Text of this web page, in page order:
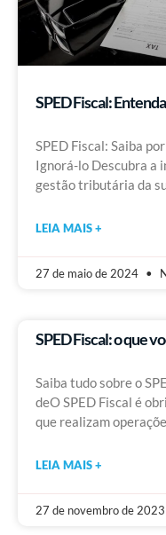
SPED Fiscal:
SPED Fiscal: Saiba
Ignorá-lo Descubra a
gestão tributária da
LEIA MAIS +
27 de maio de 2024
SPED Fiscal: o que
Saiba tudo sobre o
deO SPED Fiscal é
que realizam
LEIA MAIS +
27 de novembro de 2023